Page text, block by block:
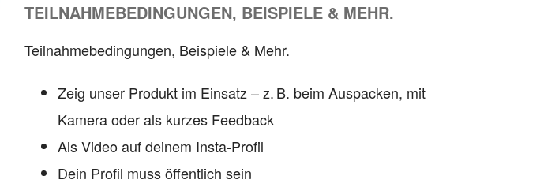
TEILNAHMEBEDINGUNGEN, BEISPIELE & MEHR.
Teilnahmebedingungen, Beispiele & Mehr.
Zeig unser Produkt im Einsatz – z. B. beim Auspacken, mit
Kamera oder als kurzes Feedback
Als Video auf deinem Insta-Profil
Dein Profil muss öffentlich sein